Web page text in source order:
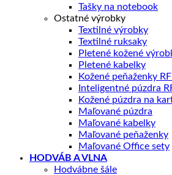
Tašky na notebook
Ostatné výrobky
Textilné výrobky
Textilné ruksaky
Pletené kožené
Pletené kabelky
Kožené peňaženky
Inteligentné púzdra
Kožené púzdra na
Maľované púzdra
Maľované kabelky
Maľované peňaženky
Maľované Office sety
HODVÁB A VLNA
Hodvábne šále